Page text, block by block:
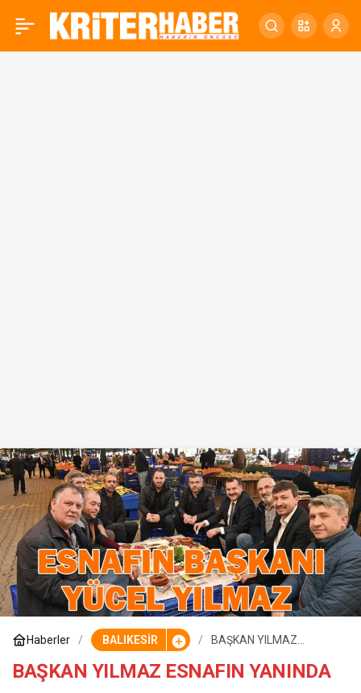
Haberler BALIKESİR
BAŞKAN YILMAZ
BAŞKAN YILMAZ ESNAFIN YANINDA
BAŞKAN YILMAZ 0